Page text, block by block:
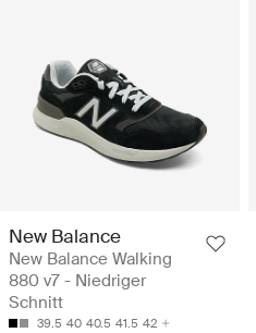
New Balance
New Balance Walking
880 v7 - Niedriger
Schnitt
39.5 40 40.5 41.5 42